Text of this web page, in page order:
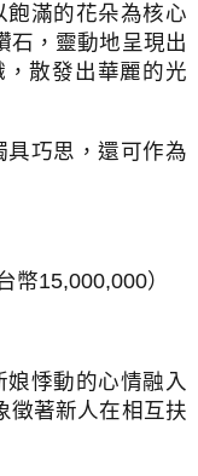
滿的花朵為核心
石，靈動地呈現出
散發出華麗的光
具巧思，還可作為
幣15,000,000）
悸動的心情融入
徵著新人在相互扶